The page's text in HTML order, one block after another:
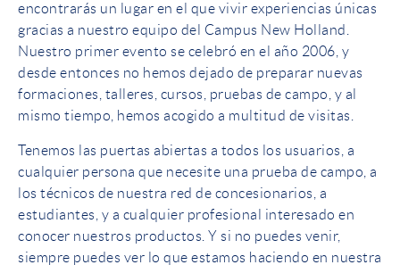
encontrarás un lugar en el que vivir experiencias únicas
gracias a nuestro equipo del Campus New Holland.
Nuestro primer evento se celebró en el año 2006, y
desde entonces no hemos dejado de preparar nuevas
formaciones, talleres, cursos, pruebas de campo, y al
mismo tiempo, hemos acogido a multitud de visitas.
Tenemos las puertas abiertas a todos los usuarios, a
cualquier persona que necesite una prueba de campo, a
los técnicos de nuestra red de concesionarios, a
estudiantes, y a cualquier profesional interesado en
conocer nuestros productos. Y si no puedes venir,
siempre puedes ver lo que estamos haciendo en nuestra